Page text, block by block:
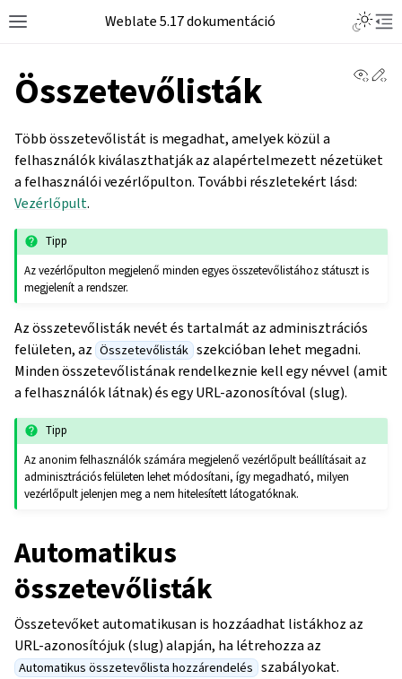
Weblate 5.17 dokumentáció
Összetevőlisták
Több összetevőlistát is megadhat, amelyek közül a
felhasználók kiválaszthatják az alapértelmezett nézetüket
a felhasználói vezérlőpulton. További részletekért lásd:
Vezérlőpult.
Tipp
Az vezérlőpulton megjelenő minden egyes összetevőlistához státuszt is
megjelenít a rendszer.
Az összetevőlisták nevét és tartalmát az adminisztrációs
felületen, az Összetevőlisták szekcióban lehet megadni.
Minden összetevőlistának rendelkeznie kell egy névvel (amit
a felhasználók látnak) és egy URL-azonosítóval (slug).
Tipp
Az anonim felhasználók számára megjelenő vezérlőpult beállításait az
adminisztrációs felületen lehet módosítani, így megadható, milyen
vezérlőpult jelenjen meg a nem hitelesített látogatóknak.
Automatikus
összetevőlisták
Összetevőket automatikusan is hozzáadhat listákhoz az
URL-azonosítójuk (slug) alapján, ha létrehozza az
Automatikus összetevőlista hozzárendelés szabályokat.